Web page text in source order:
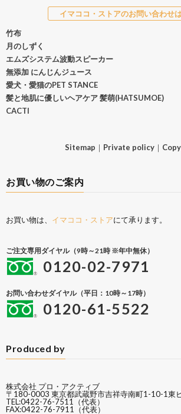
イマココ・ストアのお問い合わせ
竹布
月のしずく
エムズシステム波動スピーカー
無添加 にんじんジュース
愛犬・愛猫のPET STANCE
髪と地肌に優しいヘアケア 髪萌(HATSUMOE)
CACTI
Sitemap ｜ Private policy｜
お買い物のご案内
お買い物は、 イマココ・ストアにて承ります。
ご注文専用ダイヤル（9時～21時 ※年中無休）
0120-02-7971
お問い合わせダイヤル（平日：10時～17時）
0120-61-5522
Produced by
株式会社 プロ・アクティブ
〒180-0003 東京都武蔵野市吉祥寺南町1-10-1東
TEL:0422-76-7511（代表）
FAX:0422-76-7911（代表）